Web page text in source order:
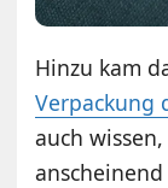
Hinzu kam
Verpackung
auch